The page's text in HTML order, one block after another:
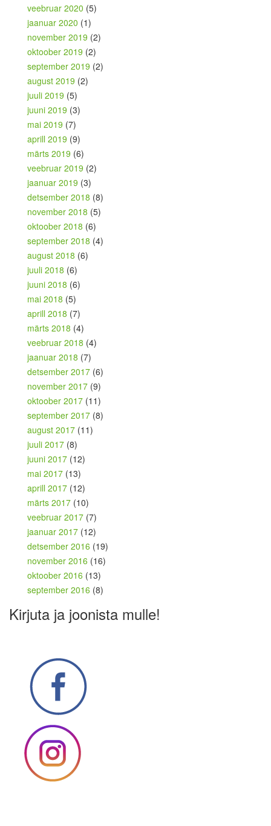
veebruar 2020 (5)
jaanuar 2020 (1)
november 2019 (2)
oktoober 2019 (2)
september 2019 (2)
august 2019 (2)
juuli 2019 (5)
juuni 2019 (3)
mai 2019 (7)
aprill 2019 (9)
märts 2019 (6)
veebruar 2019 (2)
jaanuar 2019 (3)
detsember 2018 (8)
november 2018 (5)
oktoober 2018 (6)
september 2018 (4)
august 2018 (6)
juuli 2018 (6)
juuni 2018 (6)
mai 2018 (5)
aprill 2018 (7)
märts 2018 (4)
veebruar 2018 (4)
jaanuar 2018 (7)
detsember 2017 (6)
november 2017 (9)
oktoober 2017 (11)
september 2017 (8)
august 2017 (11)
juuli 2017 (8)
juuni 2017 (12)
mai 2017 (13)
aprill 2017 (12)
märts 2017 (10)
veebruar 2017 (7)
jaanuar 2017 (12)
detsember 2016 (19)
november 2016 (16)
oktoober 2016 (13)
september 2016 (8)
Kirjuta ja joonista mulle!